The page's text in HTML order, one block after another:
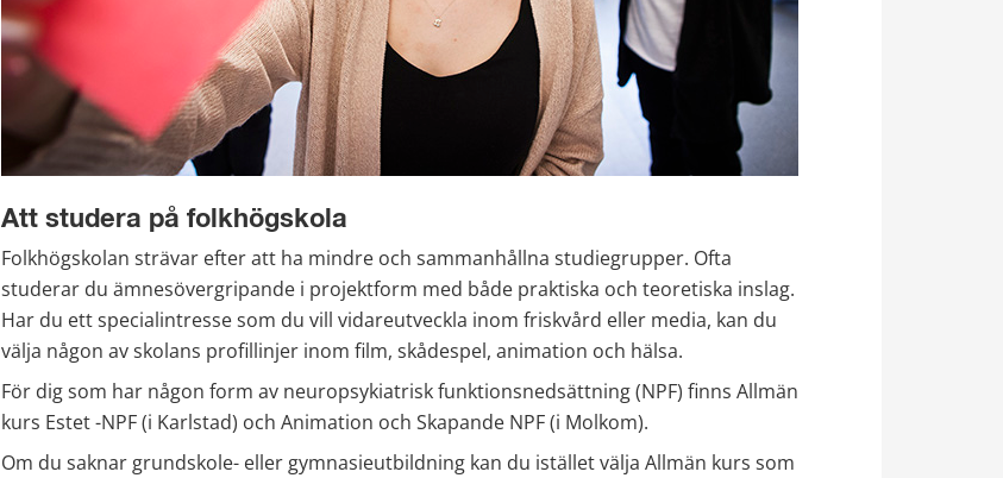
Att studera på folkhögskola
Folkhögskolan strävar efter att ha mindre och sammanhållna studiegrupper. Ofta
studerar du ämnesövergripande i projektform med både praktiska och teoretiska inslag.
Har du ett specialintresse som du vill vidareutveckla inom friskvård eller media, kan du
välja någon av skolans profillinjer inom film, skådespel, animation och hälsa.
För dig som har någon form av neuropsykiatrisk funktionsnedsättning (NPF) finns Allmän
kurs Estet -NPF (i Karlstad) och Animation och Skapande NPF (i Molkom).
Om du saknar grundskole- eller gymnasieutbildning kan du istället välja Allmän kurs som